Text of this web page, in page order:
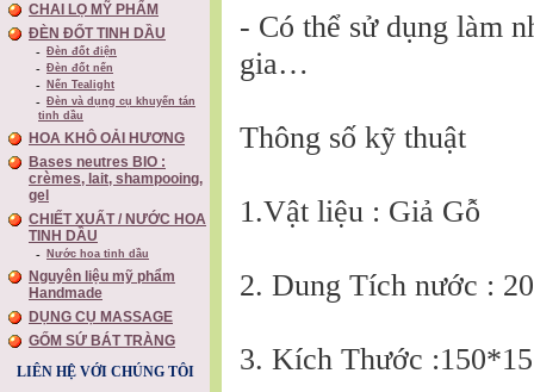
CHAI LỌ MỸ PHẨM
ĐÈN ĐỐT TINH DẦU
Đèn đốt điện
Đèn đốt nến
Nến Tealight
Đèn và dụng cụ khuyến tán
tinh dầu
HOA KHÔ OẢI HƯƠNG
Bases neutres BIO :
crèmes, lait, shampooing,
gel
CHIẾT XUẤT / NƯỚC HOA
TINH DẦU
Nước hoa tinh dầu
Nguyên liệu mỹ phẩm
Handmade
DỤNG CỤ MASSAGE
GỐM SỨ BÁT TRÀNG
LIÊN HỆ VỚI CHÚNG TÔI
- Có thể sử dụng làm
gia…
Thông số kỹ thuật
1.Vật liệu : Giả Gỗ
2. Dung Tích nước :
3. Kích Thước